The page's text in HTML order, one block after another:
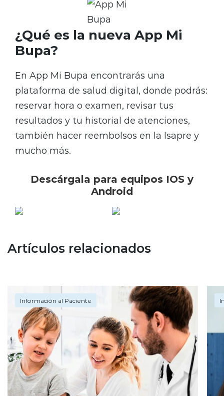
¿Qué es la nueva App Mi
Bupa?
En App Mi Bupa encontrarás una
plataforma de salud digital, donde podrás:
reservar hora o examen, revisar tus
resultados y tu historial de atenciones,
también hacer reembolsos en la Isapre y
mucho más.
Descárgala para equipos IOS y
Android
Artículos relacionados
Información al Paciente